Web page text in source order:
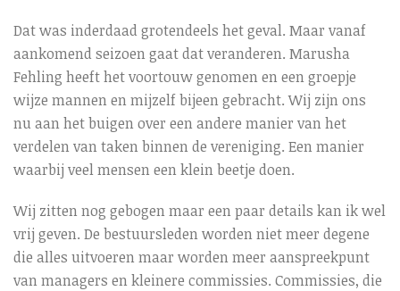
Dat was inderdaad grotendeels het geval. Maar vanaf
aankomend seizoen gaat dat veranderen. Marusha
Fehling heeft het voortouw genomen en een groepje
wijze mannen en mijzelf bijeen gebracht. Wij zijn ons
nu aan het buigen over een andere manier van het
verdelen van taken binnen de vereniging. Een manier
waarbij veel mensen een klein beetje doen.
Wij zitten nog gebogen maar een paar details kan ik wel
vrij geven. De bestuursleden worden niet meer degene
die alles uitvoeren maar worden meer aanspreekpunt
van managers en kleinere commissies. Commissies, die